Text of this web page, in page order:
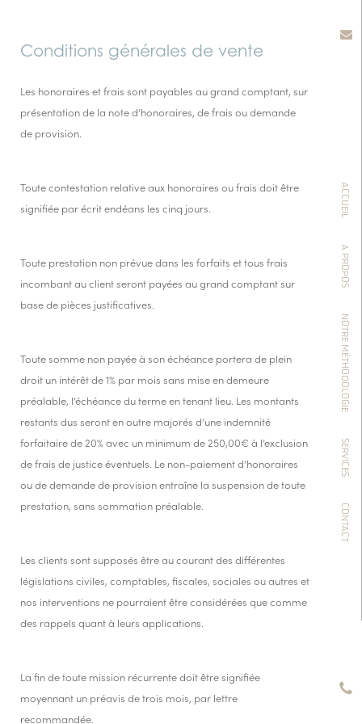
ACCUEIL
A PROPOS
NOTRE MÉTHODOLOGIE
SERVICES
CONTACT
Conditions générales de vente
Les honoraires et frais sont payables au grand comptant, sur
présentation de la note d’honoraires, de frais ou demande
de provision.
Toute contestation relative aux honoraires ou frais doit être
signifiée par écrit endéans les cinq jours.
Toute prestation non prévue dans les forfaits et tous frais
incombant au client seront payées au grand comptant sur
base de pièces justificatives.
Toute somme non payée à son échéance portera de plein
droit un intérêt de 1% par mois sans mise en demeure
préalable, l’échéance du terme en tenant lieu. Les montants
restants dus seront en outre majorés d’une indemnité
forfaitaire de 20% avec un minimum de 250,00€ à l’exclusion
de frais de justice éventuels. Le non-paiement d’honoraires
ou de demande de provision entraîne la suspension de toute
prestation, sans sommation préalable.
Les clients sont supposés être au courant des différentes
législations civiles, comptables, fiscales, sociales ou autres et
nos interventions ne pourraient être considérées que comme
des rappels quant à leurs applications.
La fin de toute mission récurrente doit être signifiée
moyennant un préavis de trois mois, par lettre
recommandée.